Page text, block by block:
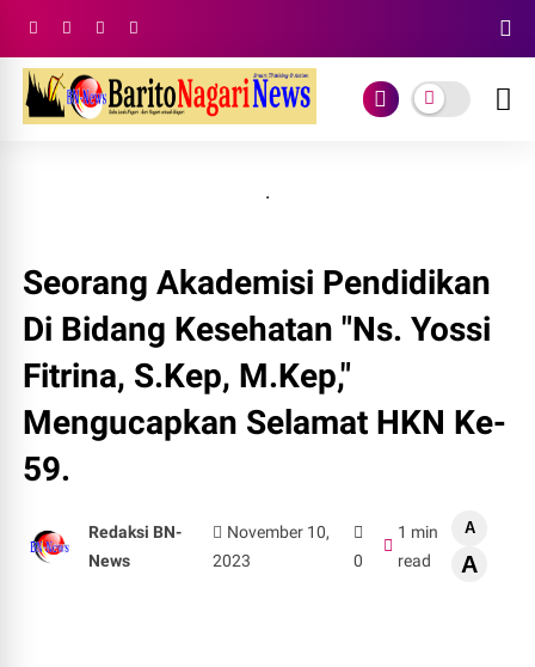
.
Seorang Akademisi Pendidikan
Di Bidang Kesehatan "Ns. Yossi
Fitrina, S.Kep, M.Kep,"
Mengucapkan Selamat HKN Ke-
59.
Redaksi BN-
News
November 10,
2023
0
1 min
read
A
A